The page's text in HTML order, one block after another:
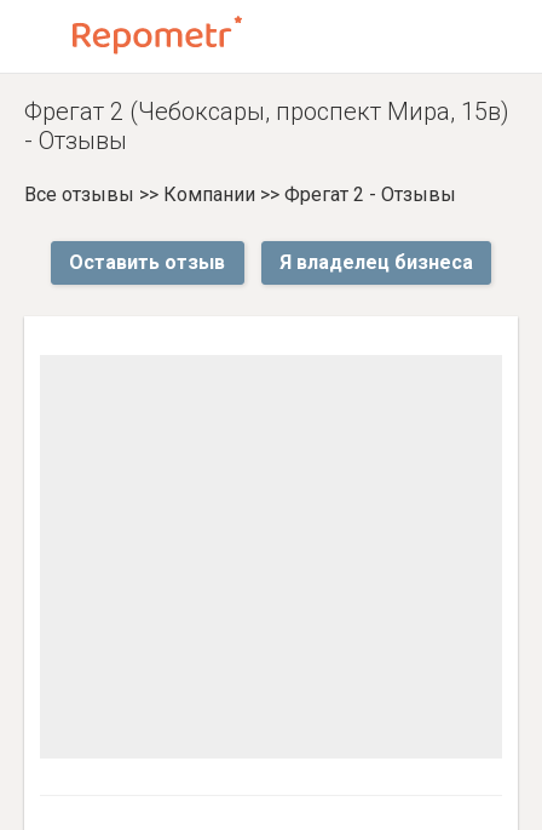
Фрегат 2 (Чебоксары, проспект Мира, 15в)
- Отзывы
Все отзывы >> Компании >> Фрегат 2 - Отзывы
Оставить отзыв Я владелец бизнеса